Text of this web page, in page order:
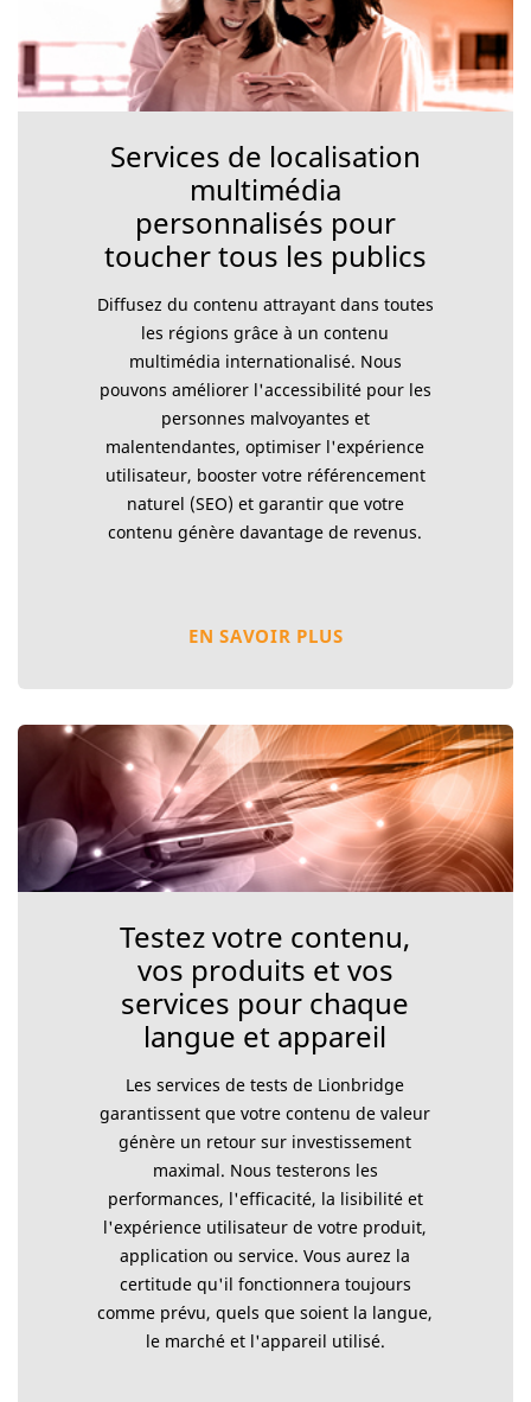
Services de localisation
multimédia
personnalisés pour
toucher tous les publics
Diffusez du contenu attrayant dans toutes
les régions grâce à un contenu
multimédia internationalisé. Nous
pouvons améliorer l'accessibilité pour les
personnes malvoyantes et
malentendantes, optimiser l'expérience
utilisateur, booster votre référencement
naturel (SEO) et garantir que votre
contenu génère davantage de revenus.
EN SAVOIR PLUS
Testez votre contenu,
vos produits et vos
services pour chaque
langue et appareil
Les services de tests de Lionbridge
garantissent que votre contenu de valeur
génère un retour sur investissement
maximal. Nous testerons les
performances, l'efficacité, la lisibilité et
l'expérience utilisateur de votre produit,
application ou service. Vous aurez la
certitude qu'il fonctionnera toujours
comme prévu, quels que soient la langue,
le marché et l'appareil utilisé.